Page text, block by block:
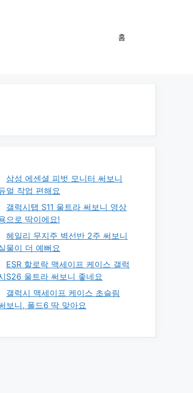
홈
삼성 에센셜 피벗 모니터 써보니
얼 작업 편해요
갤럭시탭 S11 울트라 써보니 영상
으로 딱이에요!
헤일리 무지주 벽선반 2주 써보니
물이 더 예뻐요
ESR 할로락 맥세이프 케이스 갤럭
S26 울트라 써보니 좋네요
갤럭시 맥세이프 케이스 초슬림
보니, 폴드6 딱 맞아요